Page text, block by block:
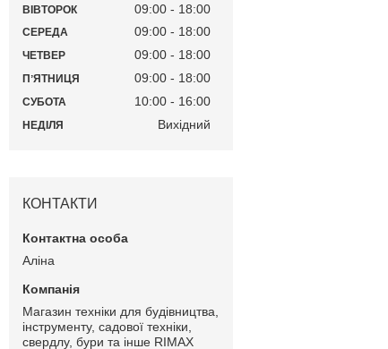
ВІВТОРОК 09:00 18:00
СЕРЕДА 09:00 18:00
ЧЕТВЕР 09:00 18:00
ПʼЯТНИЦЯ 09:00 18:00
СУБОТА 10:00 16:00
НЕДІЛЯ Вихідний
КОНТАКТИ
Аліна
Магазин техніки для будівництва,
інструменту, садової техніки,
свердлу, бури та інше RIMAX